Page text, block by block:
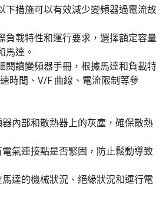
下措施可以有效減少變頻器過電流故
負載特性和運行要求，選擇額定容量
馬達。
閱讀變頻器手冊，根據馬達和負載特
時間、V/F 曲線、電流限制等參
內部和散熱器上的灰塵，確保散熱
氣連接點是否緊固，防止鬆動導致
達的機械狀況、絕緣狀況和運行電